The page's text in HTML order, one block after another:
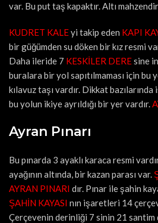
var. Bu put taş kapaktır. Altı
KUDRET KALEyi takip eden KAPI
bir güğümden su döken bir kız resmi
Daha ileride 7 KESKİLER DEREsine
buralara bir yol sapıtılmaması için
kılavuz taşı vardır. Dikkat
bu yolun ikiye ayrıldığı bir yer vardır.
Ayran Pınarı
Bu pınarda 3 ayaklı karaca resmi
ayağının altında, bir kazan parası var.
AYRAN PINARI dır. Pınar ile şahin
ŞAHİN KAYASI nın işaretleri 14
Çerçevenin derinliği 7 sinin 21